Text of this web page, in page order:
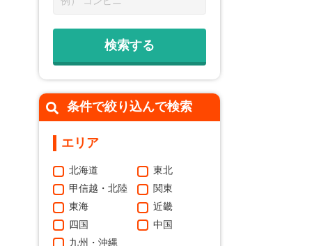
条件で絞り込んで検索
エリア
北海道
東北
甲信越・北陸
関東
東海
近畿
四国
中国
九州・沖縄